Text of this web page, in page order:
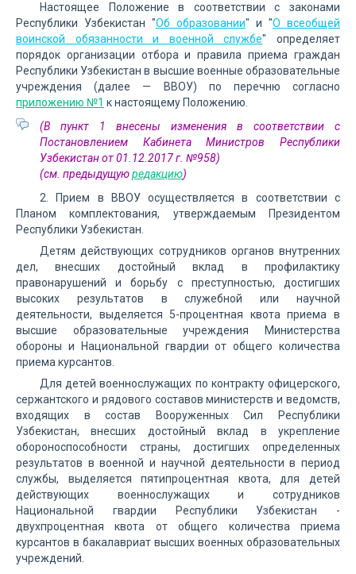
Настоящее Положение в соответствии с законами
Республики Узбекистан "Об образовании" и "О всеобщей
воинской обязанности и военной службе" определяет
порядок организации отбора и правила приема граждан
Республики Узбекистан в высшие военные образовательные
учреждения (далее — ВВОУ) по перечню согласно
приложению №1 к настоящему Положению.
(В пункт 1 внесены изменения в соответствии с
Постановлением Кабинета Министров Республики
Узбекистан от 01.12.2017 г. №958)
(см. предыдущуюредакцию)
2. Прием в ВВОУ осуществляется в соответствии с
Планом комплектования, утверждаемым Президентом
Республики Узбекистан.
Детям действующих сотрудников органов внутренних
дел, внесших достойный вклад в профилактику
правонарушений и борьбу с преступностью, достигших
высоких результатов в служебной или научной
деятельности, выделяется 5-процентная квота приема в
высшие образовательные учреждения Министерства
обороны и Национальной гвардии от общего количества
приема курсантов.
Для детей военнослужащих по контракту офицерского,
сержантского и рядового составов министерств и ведомств,
входящих в состав Вооруженных Сил Республики
Узбекистан, внесших достойный вклад в укрепление
обороноспособности страны, достигших определенных
результатов в военной и научной деятельности в период
службы, выделяется пятипроцентная квота, для детей
действующих военнослужащих и сотрудников
Национальной гвардии Республики Узбекистан -
двухпроцентная квота от общего количества приема
курсантов в бакалавриат высших военных образовательных
учреждений.